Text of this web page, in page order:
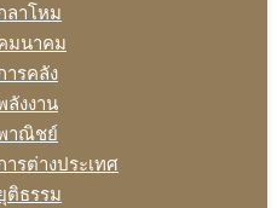
ลาโหม
มนาคม
ารคลัง
ลังงาน
าณิชย์
ารต่างประเทศ
ติธรรม